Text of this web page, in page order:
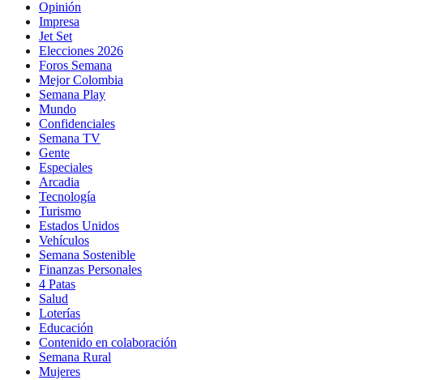
Opinión
Impresa
Jet Set
Elecciones 2026
Foros Semana
Mejor Colombia
Semana Play
Mundo
Confidenciales
Semana TV
Gente
Especiales
Arcadia
Tecnología
Turismo
Estados Unidos
Vehículos
Semana Sostenible
Finanzas Personales
4 Patas
Salud
Loterías
Educación
Contenido en colaboración
Semana Rural
Mujeres